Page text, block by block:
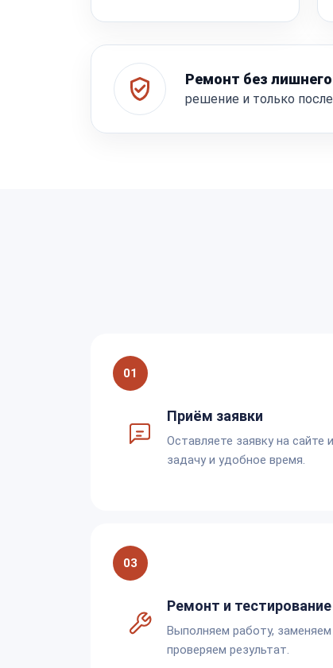
Ремонт без лишнего
решение и только
01
Приём заявки
Оставляете заявку на сайте
задачу и удобное время.
03
Ремонт и тестирование
Выполняем работу,
проверяем результат.